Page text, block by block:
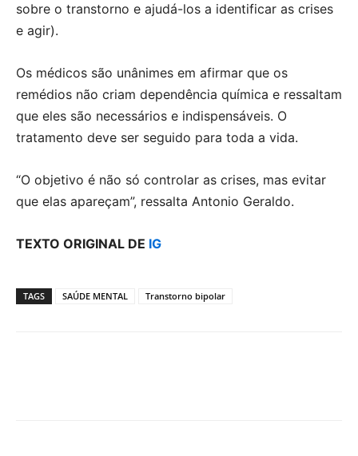
sobre o transtorno e ajudá-los a identificar as crises
e agir).
Os médicos são unânimes em afirmar que os
remédios não criam dependência química e ressaltam
que eles são necessários e indispensáveis. O
tratamento deve ser seguido para toda a vida.
“O objetivo é não só controlar as crises, mas evitar
que elas apareçam”, ressalta Antonio Geraldo.
TEXTO ORIGINAL DE IG
TAGS SAÚDE MENTAL Transtorno bipolar